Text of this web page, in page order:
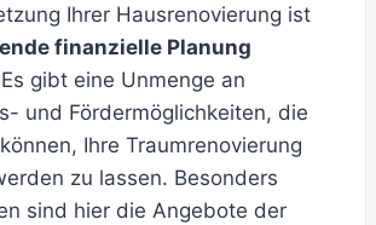
Ihrer Hausrenovierung ist
finanzielle Planung
gibt eine Unmenge an
und Fördermöglichkeiten, die
Ihre Traumrenovierung
zu lassen. Besonders
sind hier die Angebote der